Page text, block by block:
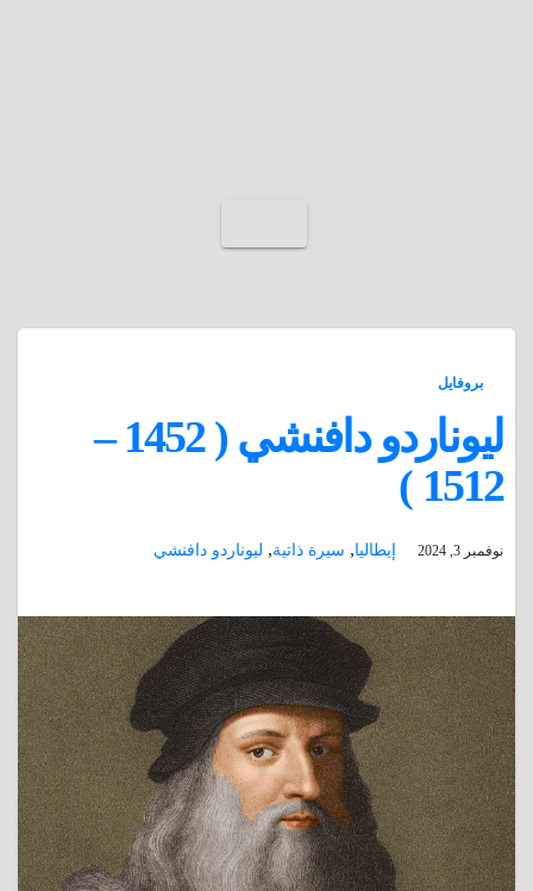
بروفايل
ليوناردو دافنشي ( 1452 –
1512 )
نوفمبر 3, 2024 إيطاليا, سيرة ذاتية, ليوناردو دافنشي